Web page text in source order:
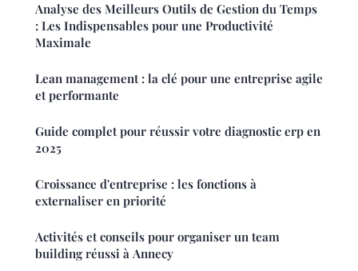
Analyse des Meilleurs Outils de Gestion du Temps
: Les Indispensables pour une Productivité
Maximale
Lean management : la clé pour une entreprise agile
et performante
Guide complet pour réussir votre diagnostic erp en
2025
Croissance d'entreprise : les fonctions à
externaliser en priorité
Activités et conseils pour organiser un team
building réussi à Annecy